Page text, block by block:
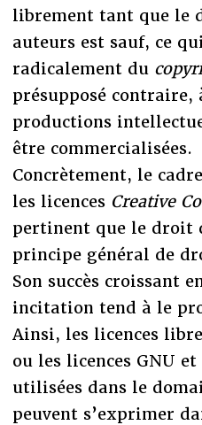
librement tant que le
auteurs est sauf, ce
radicalement du
présupposé contraire,
productions
être commercialisées.
Concrètement, le
les licences Creative
pertinent que le droit
principe général de
Son succès croissant
incitation tend à le
Ainsi, les licences
ou les licences GNU
utilisées dans le
peuvent s’exprimer